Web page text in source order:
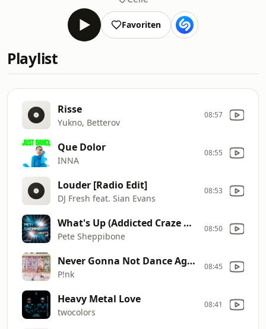
Favoriten
Playlist
Risse
Yukno, Betterov
08:57
Que Dolor
INNA
08:55
Louder [Radio Edit]
DJ Fresh feat. Sian Evans
08:53
What's Up (Addicted Craze Remix)
Pete Sheppibone
08:50
Never Gonna Not Dance Again
P!nk
08:45
Heavy Metal Love
twocolors
08:41